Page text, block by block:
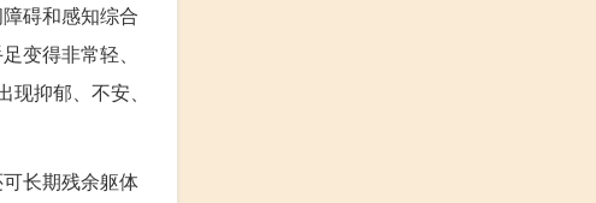
碍和感知综合
变得非常轻、
抑郁、不安、
长期残余躯体